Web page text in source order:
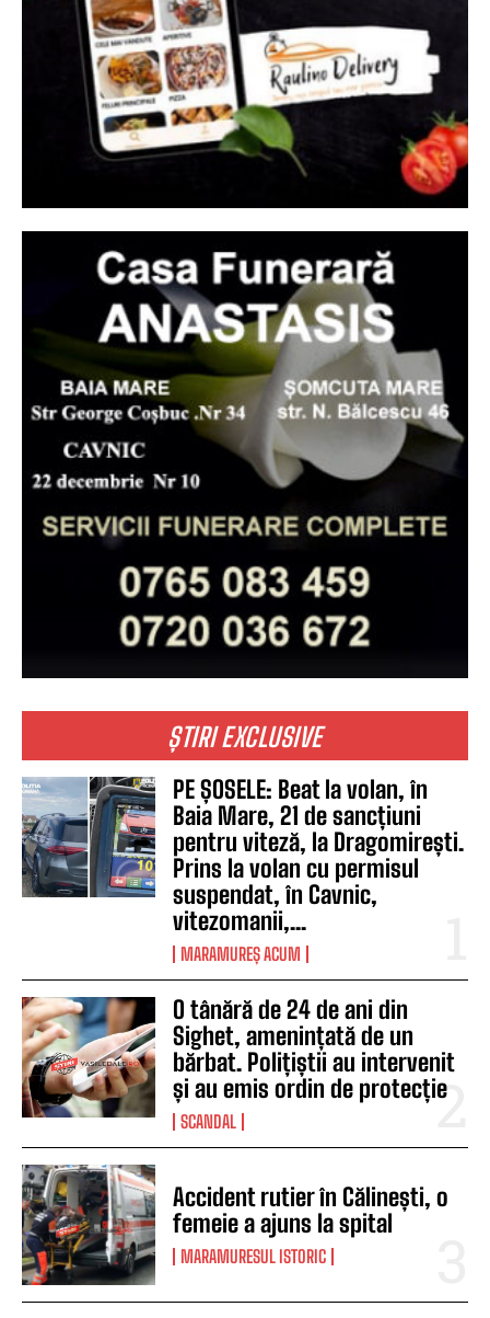
ȘTIRI EXCLUSIVE
PE ȘOSELE: Beat la volan, în
Baia Mare, 21 de sancțiuni
pentru viteză, la Dragomirești.
Prins la volan cu permisul
suspendat, în Cavnic,
vitezomanii,...
MARAMUREȘ ACUM
O tânără de 24 de ani din
Sighet, amenințată de un
bărbat. Polițiștii au intervenit
și au emis ordin de protecție
SCANDAL
Accident rutier în Călinești, o
femeie a ajuns la spital
MARAMURESUL ISTORIC